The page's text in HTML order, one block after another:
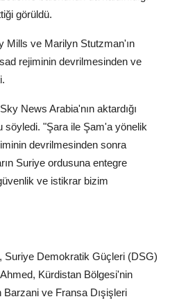
görüldü.
Mills ve Marilyn Stutzman'ın
rejiminin devrilmesinden ve
News Arabia'nın aktardığı
söyledi. "Şara ile Şam'a yönelik
devrilmesinden sonra
Suriye ordusuna entegre
ve istikrar bizim
Suriye Demokratik Güçleri (DSG)
Kürdistan Bölgesi'nin
ve Fransa Dışişleri